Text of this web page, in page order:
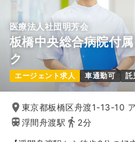
第二新卒可
月給27万円以上
気になる
病棟正看護師 / 管理職
日勤のみ（常勤）
給与 600 万円〜/年
医療法人社団明芳会
板橋中央総合病院付
ク
エージェント求人 車通勤可 託
東京都板橋区舟渡1-13-10
浮間舟渡駅
2分